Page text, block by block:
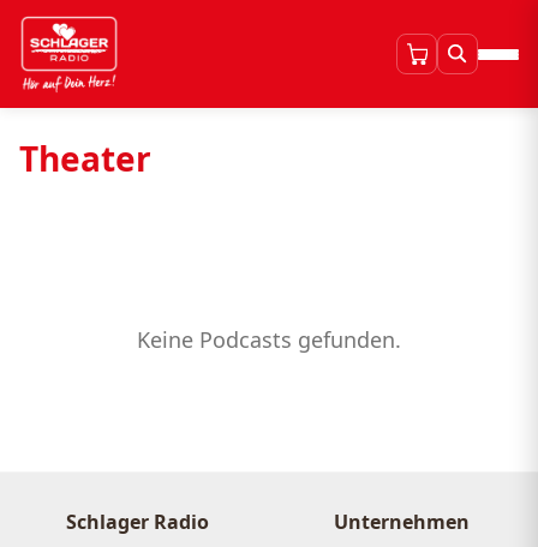
Theater
Keine Podcasts gefunden.
Schlager Radio Unternehmen